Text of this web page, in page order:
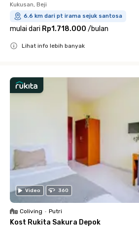
Kukusan, Beji
6.6 km dari pt irama sejuk santosa
mulai dari Rp1.718.000 /bulan
Lihat info lebih banyak
Video 360
Coliving • Putri
Kost Rukita Sakura Depok